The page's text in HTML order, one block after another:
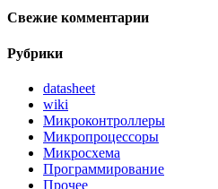
Свежие комментарии
Рубрики
datasheet
wiki
Микроконтроллеры
Микропроцессоры
Микросхема
Программирование
Прочее